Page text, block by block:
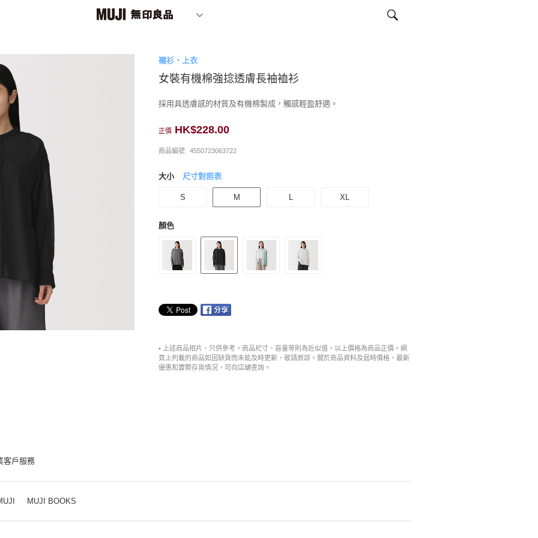
襯衫・上衣
女裝有機棉強捻透膚長袖裇衫
採用具透膚感的材質及有機棉製成，觸感輕盈舒適。
正價 HK$228.00
商品編號 4550723063722
大小 尺寸對照表
S M L XL
顏色
• 上述商品相片、只供參考。商品尺寸、容量等則為近似值。以上價格為商品正價。網
頁上列載的商品如因缺貨而未能及時更新，敬請原諒。關於商品資料及屆時價格、最新
優惠和實際存貨情況，可向店舖查詢。
客戶服務
MUJI BOOKS